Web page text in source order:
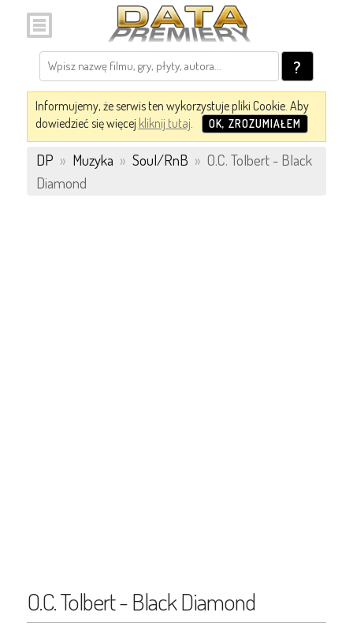
?
Informujemy, że serwis ten wykorzystuje pliki Cookie. Aby
dowiedzieć się więcej kliknij tutaj. OK, ZROZUMIAŁEM
DP » Muzyka » Soul/RnB » O.C. Tolbert - Black
Diamond
O.C. Tolbert - Black Diamond